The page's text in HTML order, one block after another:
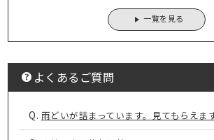
一覧を見る
よくあるご質問
Q. 雨どいが詰まっています。見てもらえま